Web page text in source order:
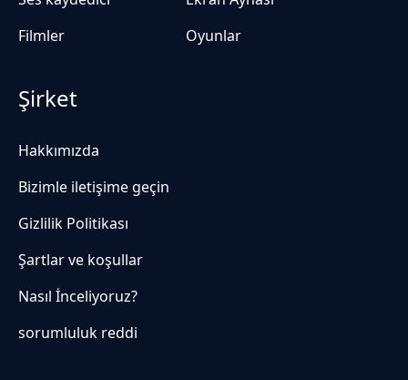
Filmler
Oyunlar
Şirket
Hakkımızda
Bizimle iletişime geçin
Gizlilik Politikası
Şartlar ve koşullar
Nasıl İnceliyoruz?
sorumluluk reddi